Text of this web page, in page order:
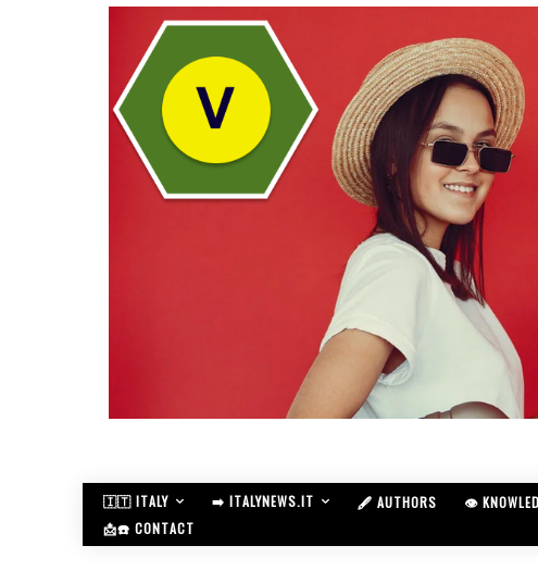
🇮🇹 ITALY ➡️ ITALYNEWS.IT 🖋️ AUTHORS 👁️
📩☎️ CONTACT